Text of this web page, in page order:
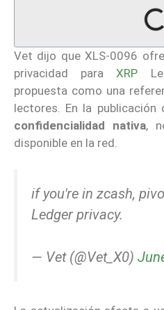
Vet dijo que XLS-0096
privacidad paraXRP
propuesta como una
lectores. En la publicación
confidencialidad nativa,
disponible en la red.
if you're in zcash,
Ledger privacy.
— Vet (@Vet_X0)